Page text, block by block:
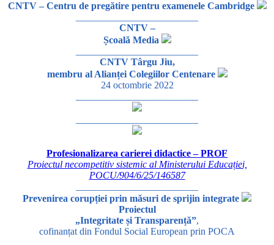
CNTV – Centru de pregătire pentru examenele Cambridge
CNTV –
Școală Media
CNTV Târgu Jiu,
membru al Alianței Colegiilor Centenare
24 octombrie 2022
Profesionalizarea carierei didactice – PROF
Proiectul necompetitiv sistemic al Ministerului Educației,
POCU/904/6/25/146587
Prevenirea corupției prin măsuri de sprijin integrate
Proiectul
„Integritate și Transparență”,
cofinanțat din Fondul Social European prin POCA